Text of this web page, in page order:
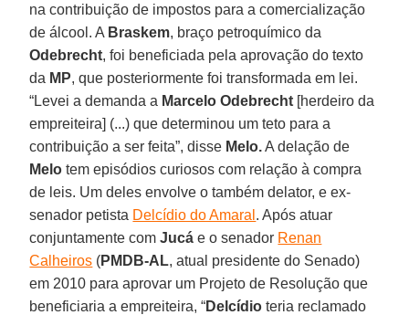
na contribuição de impostos para a comercialização
de álcool. A Braskem, braço petroquímico da
Odebrecht, foi beneficiada pela aprovação do texto
da MP, que posteriormente foi transformada em lei.
“Levei a demanda a Marcelo Odebrecht [herdeiro da
empreiteira] (...) que determinou um teto para a
contribuição a ser feita”, disse Melo.A delação de
Melo tem episódios curiosos com relação à compra
de leis. Um deles envolve o também delator, e ex-
senador petista Delcídio do Amaral . Após atuar
conjuntamente comJucá e o senador Renan
Calheiros (PMDB-AL, atual presidente do Senado)
em 2010 para aprovar um Projeto de Resolução que
beneficiaria a empreiteira, “Delcídio teria reclamado